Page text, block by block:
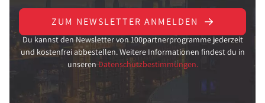
ZUM NEWSLETTER ANMELDEN
Du kannst den Newsletter von 100partnerprogramme jederzeit
und kostenfrei abbestellen. Weitere Informationen findest du in
unseren Datenschutzbestimmungen.